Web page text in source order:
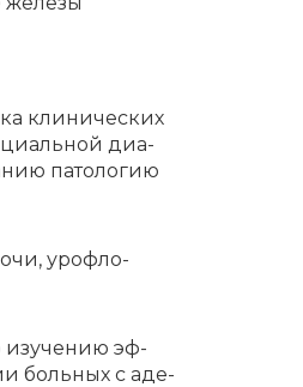
кли­ни­че­ских
диа­
па­то­ло­гию
уро­фло­
изу­че­нию эф­
боль­ных с аде­